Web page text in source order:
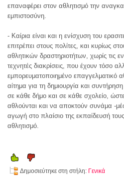
επαναφέρει στον αθλητισμό την
εμπιστοσύνη.
- Καίρια είναι και η ενίσχυση του
επιτρέπει στους πολίτες, και κυρίως
αθλητικών δραστηριοτήτων, χωρίς τις
τεχνητές διακρίσεις, που έχουν τόσο
εμπορευματοποιημένο επαγγελματικό
αίτημα για τη δημιουργία και
σε κάθε δήμο και σε κάθε σχολείο,
αθλούνται και να αποκτούν συνάμα -
αγωγή στο πλαίσιο της εκπαίδευσή
αθλητισμό.
Δημοσιεύτηκε στη στήλη: Γενικά